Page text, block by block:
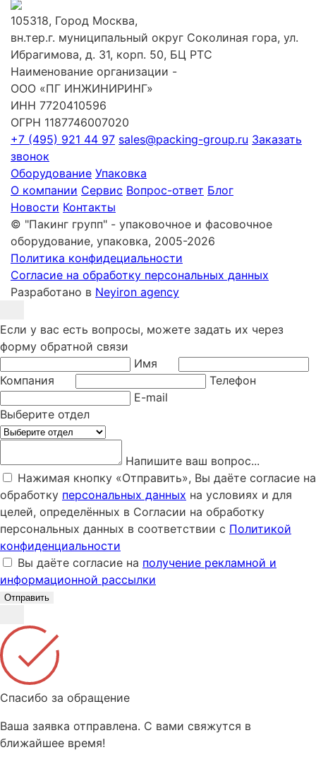
105318, Город Москва,
вн.тер.г. муниципальный округ Соколиная гора, ул.
Ибрагимова, д. 31, корп. 50, БЦ РТС
Наименование организации -
ООО «ПГ ИНЖИНИРИНГ»
ИНН 7720410596
ОГРН 1187746007020
+7 (495) 921 44 97 sales@packing-group.ru Заказать
звонок
Оборудование Упаковка
О компании Сервис Вопрос-ответ Блог
Новости Контакты
© "Пакинг групп" - упаковочное и фасовочное
оборудование, упаковка, 2005-2026
Политика конфидециальности
Согласие на обработку персональных данных
Разработано в Neyiron agency
Если у вас есть вопросы, можете задать их через
форму обратной связи
Имя
Компания
Телефон
E-mail
Выберите отдел
Напишите ваш вопрос...
Нажимая кнопку «Отправить», Вы даёте согласие на
обработку персональных данных на условиях и для
целей, определённых в Согласии на обработку
персональных данных в соответствии с Политикой
конфиденциальности
Вы даёте согласие на получение рекламной и
информационной рассылки
Отправить
Спасибо за обращение
Ваша заявка отправлена. С вами свяжутся в
ближайшее время!